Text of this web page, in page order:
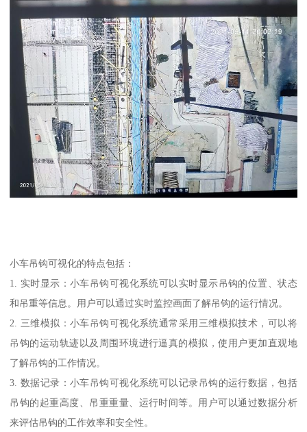
小车吊钩可视化的特点包括：
1. 实时显示：小车吊钩可视化系统可以实时显示吊钩的位置、状态
和吊重等信息。用户可以通过实时监控画面了解吊钩的运行情况。
2. 三维模拟：小车吊钩可视化系统通常采用三维模拟技术，可以将
吊钩的运动轨迹以及周围环境进行逼真的模拟，使用户更加直观地
了解吊钩的工作情况。
3. 数据记录：小车吊钩可视化系统可以记录吊钩的运行数据，包括
吊钩的起重高度、吊重重量、运行时间等。用户可以通过数据分析
来评估吊钩的工作效率和安全性。